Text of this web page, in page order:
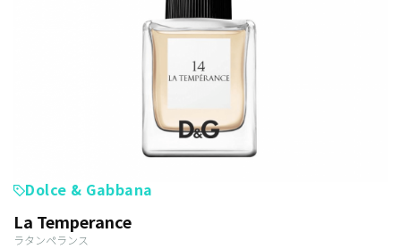
Dolce & Gabbana
La Temperance
ラタンペランス